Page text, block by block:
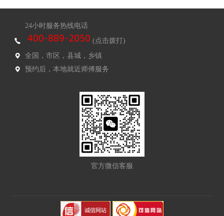
24小时服务热线电话
(点击拨打)
全国，市区，县城，乡镇
预约后，本地就近师傅服务
官方微信客服